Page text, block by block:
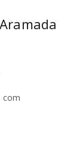
com